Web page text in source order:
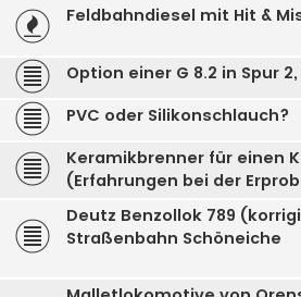
Feldbahndiesel mit Hit &
Option einer G 8.2 in Spur
PVC oder Silikonschlauch?
Keramikbrenner für einen
(Erfahrungen bei der
Deutz Benzollok 789
Straßenbahn Schöneiche